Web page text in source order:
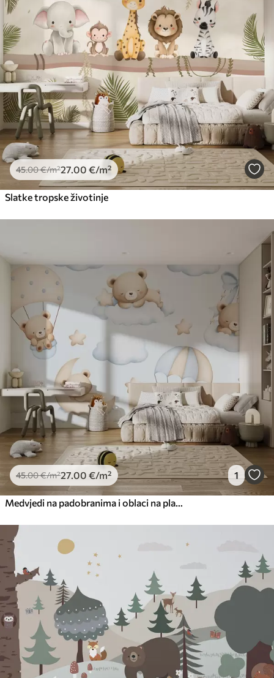
45.00€/m²27 .00 €/m²
Slatke tropske životinje
45.00€/m²27 .00 €/m² 1